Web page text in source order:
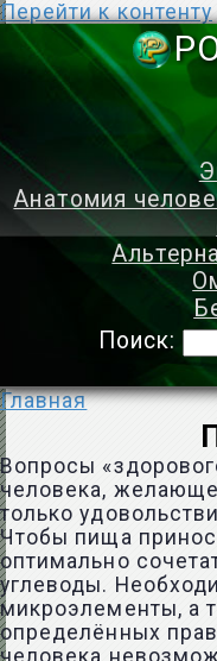
Перейти к контенту
Анатомия
Поиск:
Главная
Вопросы
человека,
только
Чтобы пища
оптимально
углеводы.
микроэлементы, а
определённых
человека